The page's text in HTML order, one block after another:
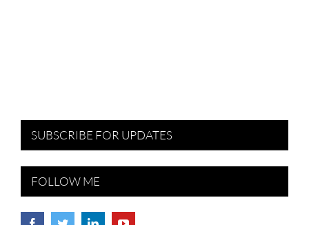
SUBSCRIBE FOR UPDATES
FOLLOW ME